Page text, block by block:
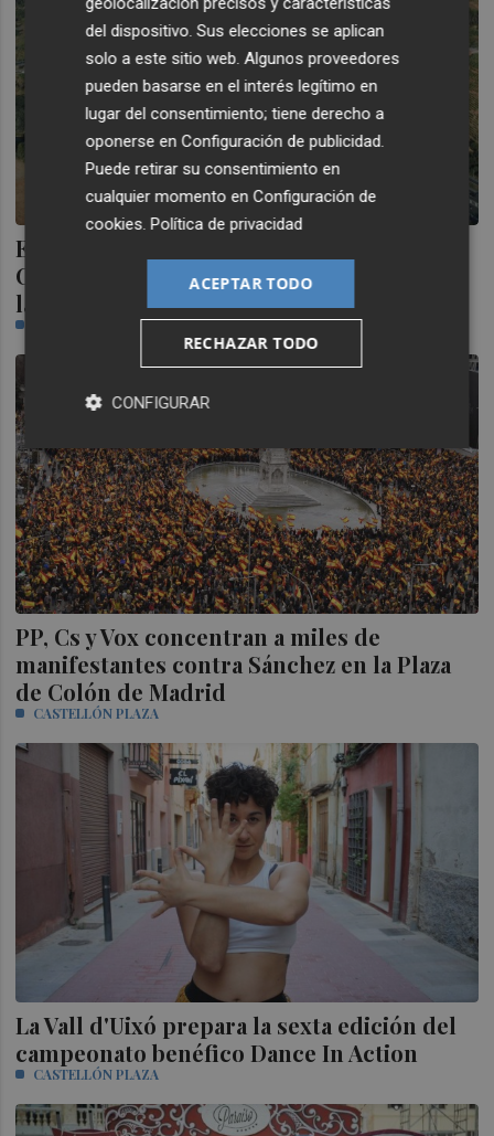
El PSPV-PSOE propone una PNL en el
Congreso para garantizar la gratuidad de
la AP-7 en 2020
CASTELLÓN PLAZA
PP, Cs y Vox concentran a miles de
manifestantes contra Sánchez en la Plaza
de Colón de Madrid
CASTELLÓN PLAZA
La Vall d'Uixó prepara la sexta edición del
campeonato benéfico Dance In Action
CASTELLÓN PLAZA
del dispositivo. Sus elecciones se aplican
solo a este sitio web. Algunos proveedores
pueden basarse en el interés legítimo en
lugar del consentimiento; tiene derecho a
oponerse enConfiguración de publicidad.
Puede retirar su consentimiento en
cualquier momento enConfiguración de
cookies.Política de privacidad
ACEPTAR TODO
RECHAZAR TODO
CONFIGURAR